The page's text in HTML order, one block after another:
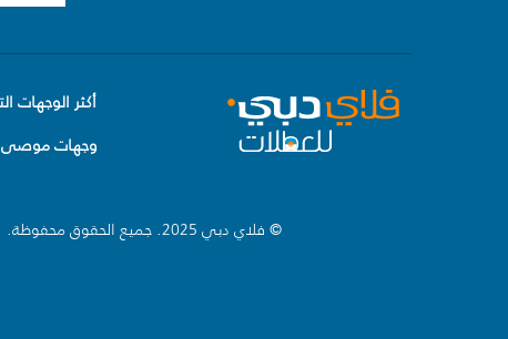
أكثر الوجهات
وجهات موصى
© فلاي دبي 2025. جميع الحقوق محفوظة.